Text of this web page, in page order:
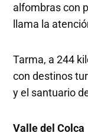
alfombras con
llama la
Tarma, a 244
con destinos
y el santuario
Valle del Colca